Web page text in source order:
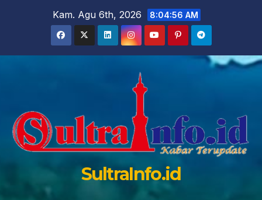
Kam. Agu 6th, 2026 8:04:58 AM
SultraInfo.id